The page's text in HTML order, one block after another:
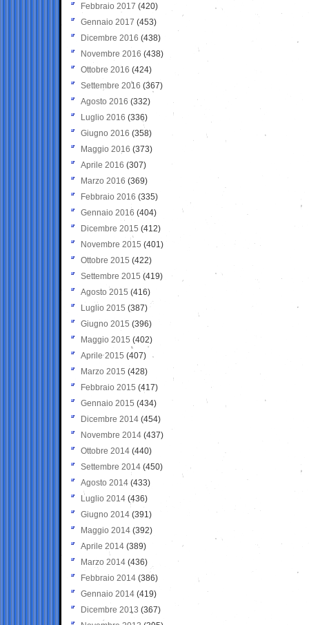
Febbraio 2017 (420)
Gennaio 2017 (453)
Dicembre 2016 (438)
Novembre 2016 (438)
Ottobre 2016 (424)
Settembre 2016 (367)
Agosto 2016 (332)
Luglio 2016 (336)
Giugno 2016 (358)
Maggio 2016 (373)
Aprile 2016 (307)
Marzo 2016 (369)
Febbraio 2016 (335)
Gennaio 2016 (404)
Dicembre 2015 (412)
Novembre 2015 (401)
Ottobre 2015 (422)
Settembre 2015 (419)
Agosto 2015 (416)
Luglio 2015 (387)
Giugno 2015 (396)
Maggio 2015 (402)
Aprile 2015 (407)
Marzo 2015 (428)
Febbraio 2015 (417)
Gennaio 2015 (434)
Dicembre 2014 (454)
Novembre 2014 (437)
Ottobre 2014 (440)
Settembre 2014 (450)
Agosto 2014 (433)
Luglio 2014 (436)
Giugno 2014 (391)
Maggio 2014 (392)
Aprile 2014 (389)
Marzo 2014 (436)
Febbraio 2014 (386)
Gennaio 2014 (419)
Dicembre 2013 (367)